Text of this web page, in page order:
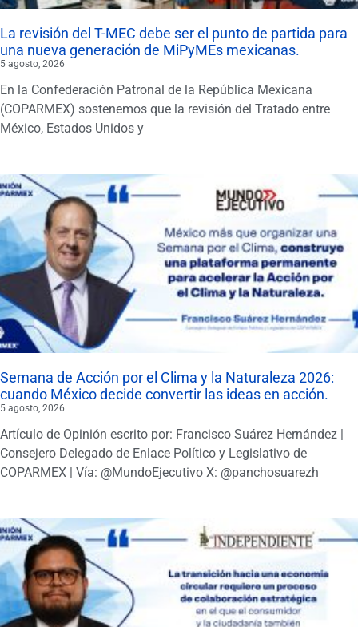
La revisión del T-MEC debe ser el punto de partida para
una nueva generación de MiPyMEs mexicanas.
5 agosto, 2026
En la Confederación Patronal de la República Mexicana
(COPARMEX) sostenemos que la revisión del Tratado entre
México, Estados Unidos y
Semana de Acción por el Clima y la Naturaleza 2026:
cuando México decide convertir las ideas en acción.
5 agosto, 2026
Artículo de Opinión escrito por: Francisco Suárez Hernández |
Consejero Delegado de Enlace Político y Legislativo de
COPARMEX | Vía: @MundoEjecutivo X: @panchosuarezh